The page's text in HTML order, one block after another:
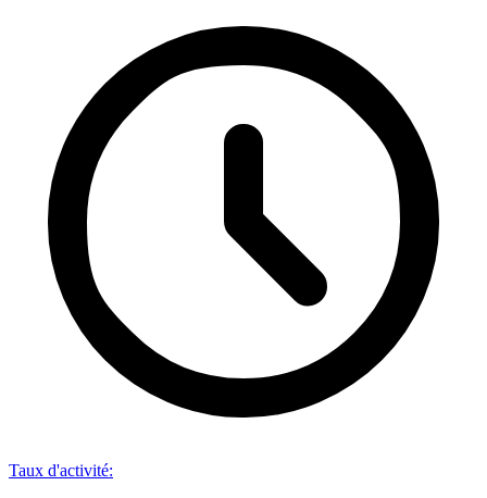
Taux d'activité: